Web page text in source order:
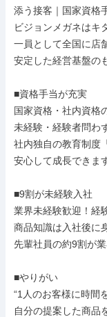
添う接客｜国家資格
ビジョンメガネはキ
一員として全国に店
安定した経営基盤の
■資格手当が充実
国家資格・社内資格
未経験・経験者問わ
社内独自の教育制度
安心して成長できま
■9割が未経験入社
業界未経験歓迎！経
商品知識は入社後に
先輩社員の約9割が
■やりがい
“1人のお客様に時間
自分の提案した商品